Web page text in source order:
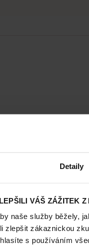
Detaily
VÁŠ ZÁŽITEK Z
naše služby běžely,
zlepšit zákaznickou
s používáním